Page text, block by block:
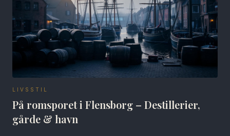
LIVSSTIL
På romsporet i Flensborg – Destillerier,
gårde & havn